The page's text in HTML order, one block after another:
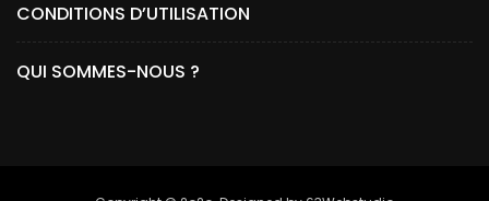
CONDITIONS D’UTILISATION
QUI SOMMES-NOUS ?